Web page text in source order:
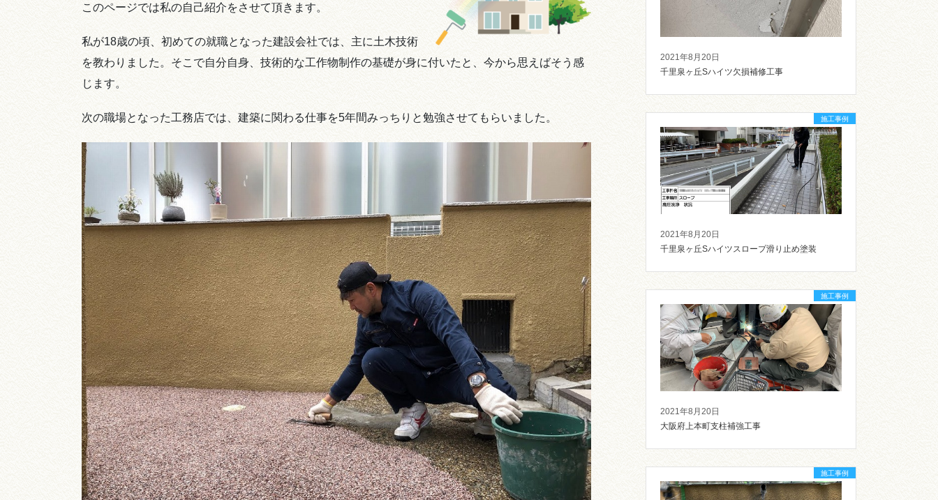
このページでは私の自己紹介をさせて頂きます。
私が18歳の頃、初めての就職となった建設会社では、主に土木技術
を教わりました。そこで自分自身、技術的な工作物制作の基礎が身に付いたと、今から思えばそう感
じます。
次の職場となった工務店では、建築に関わる仕事を5年間みっちりと勉強させてもらいました。
2021年8月20日
千里泉ヶ丘Sハイツ欠損補修工事
2021年8月20日
施工事例
千里泉ヶ丘Sハイツスロープ滑り止め塗装
2021年8月20日
施工事例
大阪府上本町支柱補強工事
施工事例